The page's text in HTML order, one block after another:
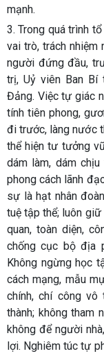
mạnh.
3. Trong quá trình
vai trò, trách nhiệm
người đứng đầu,
trị, Uỷ viên Ban Bí
Đảng. Việc tự giác
tính tiên phong,
đi trước, làng nước
thể hiện tư tưởng
dám làm, dám
phong cách lãnh
sự là hạt nhân
tuệ tập thể; luôn
quan, toàn diện,
chống cục bộ địa
Không ngừng học
cách mạng, mẫu
chính, chí công vô
thành; không tham
không để người
lợi. Nghiêm túc tự